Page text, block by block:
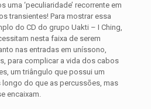
uma ‘peculiaridade’ recorrente em
transientes! Para mostrar essa
do CD do grupo Uakti – I Ching,
nesta faixa de serem
nas entradas em uníssono,
para complicar a vida dos cabos
um triângulo que possui um
do que as percussões, mas
encaixam.